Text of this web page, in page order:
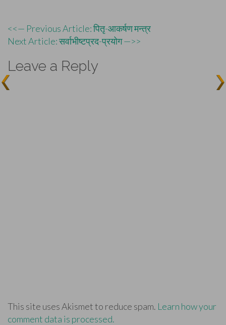
Post
navigation
<<— Previous Article: पितृ-आकर्षण मन्त्र
Next Article: सर्वाभीष्टप्रद-प्रयोग —>>
Leave a Reply
This site uses Akismet to reduce spam. Learn how your
comment data is processed.